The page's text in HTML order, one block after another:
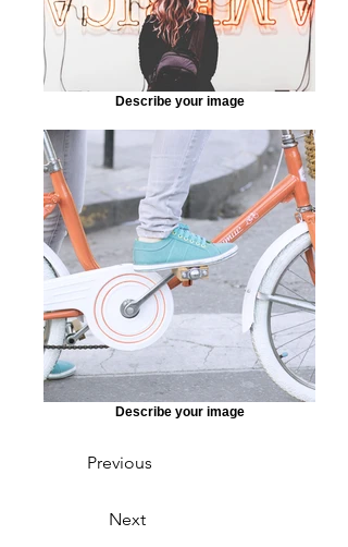
Describe your image
Describe your image
Previous
Next